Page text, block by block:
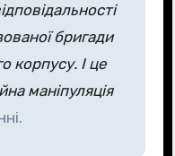
бригади
корпусу. І це
маніпуляція